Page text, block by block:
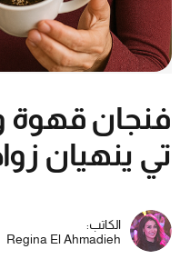
فنجان
تي ينهيان
الكاتب:
Regina El Ahmadieh